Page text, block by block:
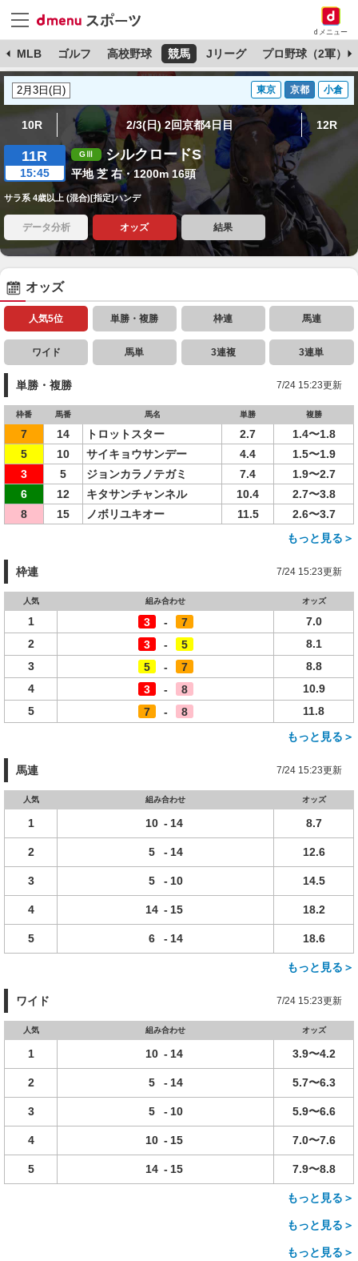
dメニュー
MLB ゴルフ 高校野球 競馬 Jリーグ プロ野球（2軍）
東京 京都 小倉
10R 2/3(日) 2回京都4日目 12R
11R
15:45
シルクロードS
平地 芝 右・1200m 16頭
サラ系 4歳以上 (混合)[指定]ハンデ
データ分析 オッズ 結果
オッズ
人気5位 単勝・複勝 枠連 馬連
ワイド 馬単 3連複 3連単
単勝・複勝 7/24 15:23更新
枠番 馬番 馬名 単勝 複勝
7 14 トロットスター 2.7
1.4〜1.8
5
10 サイキョウサンデー 4.4
1.5〜1.9
3
5 ジョンカラノテガミ 7.4
1.9〜2.7
6
12 キタサンチャンネル 10.4
2.7〜3.8
8
15 ノボリユキオー 11.5
2.6〜3.7
もっと見る＞
枠連 7/24 15:23更新
人気 組み合わせ オッズ
1 3 - 7
7.0
2
3 - 5
8.1
3
5 - 7
8.8
4
3 - 8
10.9
5
7 - 8
11.8
もっと見る＞
馬連 7/24 15:23更新
人気 組み合わせ オッズ
1 10 - 14 8.7
2 5 - 14 12.6
3 5 - 10 14.5
4 14 - 15 18.2
5 6 - 14 18.6
もっと見る＞
ワイド 7/24 15:23更新
人気 組み合わせ オッズ
1 10 - 14 3.9〜4.2
2 5 - 14 5.7〜6.3
3 5 - 10 5.9〜6.6
4 10 - 15 7.0〜7.6
5 14 - 15 7.9〜8.8
もっと見る＞
もっと見る＞
もっと見る＞